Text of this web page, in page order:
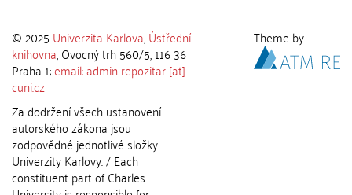
© 2025 Univerzita Karlova,Ústřední
knihovna, Ovocný trh 560/5, 116 36
Praha 1;email: admin-repozitar [at]
cuni.cz
Za dodržení všech ustanovení
autorského zákona jsou
zodpovědné jednotlivé složky
Univerzity Karlovy. / Each
constituent part of Charles
Theme by